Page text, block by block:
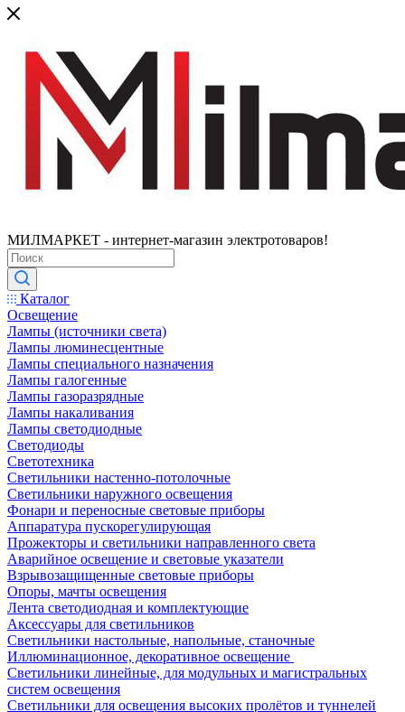
МИЛМАРКЕТ - интернет-магазин электротоваров!
Каталог
Освещение
Лампы (источники света)
Лампы люминесцентные
Лампы специального назначения
Лампы галогенные
Лампы газоразрядные
Лампы накаливания
Лампы светодиодные
Светодиоды
Светотехника
Светильники настенно-потолочные
Светильники наружного освещения
Фонари и переносные световые приборы
Аппаратура пускорегулирующая
Прожекторы и светильники направленного света
Аварийное освещение и световые указатели
Взрывозащищенные световые приборы
Опоры, мачты освещения
Лента светодиодная и комплектующие
Аксессуары для светильников
Светильники настольные, напольные, станочные
Иллюминационное, декоративное освещение
Светильники линейные, для модульных и магистральных
систем освещения
Светильники для освещения высоких пролётов и туннелей